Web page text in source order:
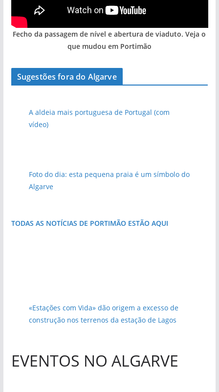
Fecho da passagem de nível e abertura de viaduto. Veja o
que mudou em Portimão
Sugestões fora do Algarve
A aldeia mais portuguesa de Portugal (com
vídeo)
Foto do dia: esta pequena praia é um símbolo do
Algarve
TODAS AS NOTÍCIAS DE PORTIMÃO ESTÃO AQUI
«Estações com Vida» dão origem a excesso de
construção nos terrenos da estação de Lagos
EVENTOS NO ALGARVE